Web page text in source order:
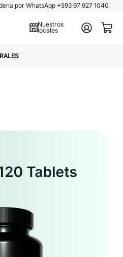
por WhatsApp +593 97 927 1040
Nuestros
locales